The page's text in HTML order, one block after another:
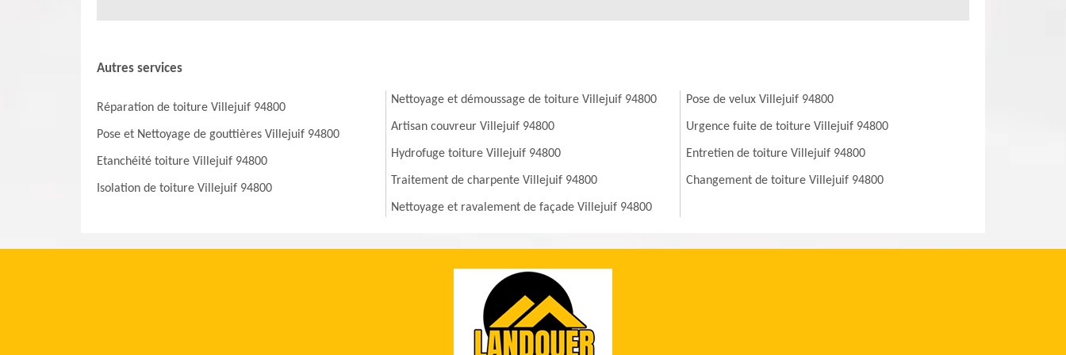
Autres services
Réparation de toiture Villejuif 94800
Pose et Nettoyage de gouttières Villejuif 94800
Etanchéité toiture Villejuif 94800
Isolation de toiture Villejuif 94800
Nettoyage et démoussage de toiture Villejuif 94800
Artisan couvreur Villejuif 94800
Hydrofuge toiture Villejuif 94800
Traitement de charpente Villejuif 94800
Nettoyage et ravalement de façade Villejuif 94800
Pose de velux Villejuif 94800
Urgence fuite de toiture Villejuif 94800
Entretien de toiture Villejuif 94800
Changement de toiture Villejuif 94800